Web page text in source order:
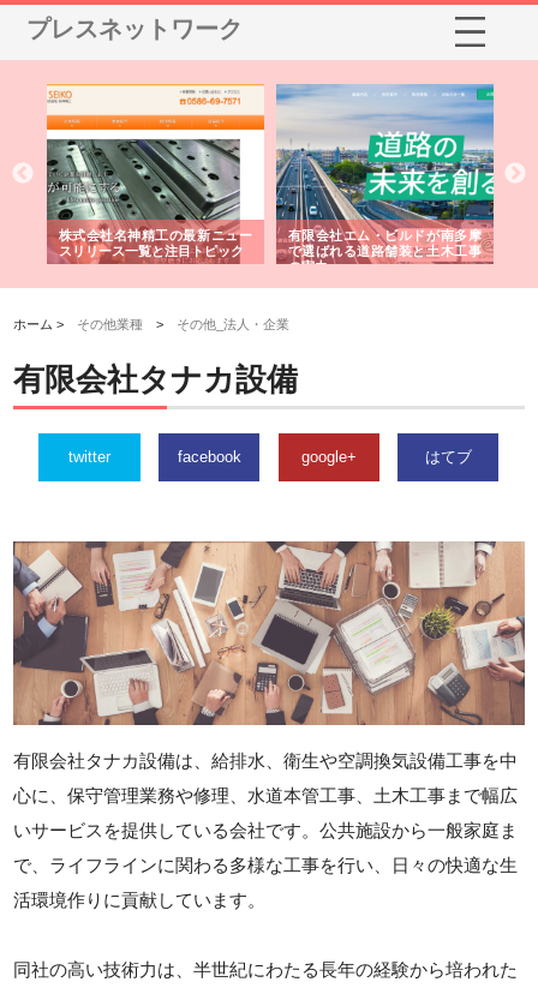
プレスネットワーク
株式会社名神精工の最新ニュー
スリリース一覧と注目トピック
有限会社エム・ビルドが南多摩
で選ばれる道路舗装と土木工事
の実力
ホーム > その他業種 > その他_法人・企業
有限会社タナカ設備
twitter facebook google+ はてブ
有限会社タナカ設備は、給排水、衛生や空調換気設備工事を中
心に、保守管理業務や修理、水道本管工事、土木工事まで幅広
いサービスを提供している会社です。公共施設から一般家庭ま
で、ライフラインに関わる多様な工事を行い、日々の快適な生
活環境作りに貢献しています。
同社の高い技術力は、半世紀にわたる長年の経験から培われた